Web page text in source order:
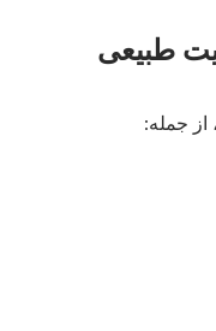
طبیعی
از جمله: